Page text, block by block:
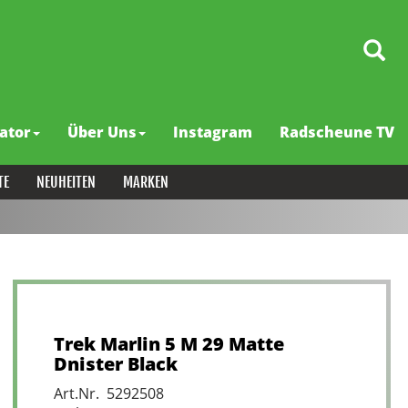
Über Uns Instagram Radscheune TV
NEUHEITEN MARKEN
Trek Marlin 5 M 29 Matte
Dnister Black
Art.Nr. 5292508